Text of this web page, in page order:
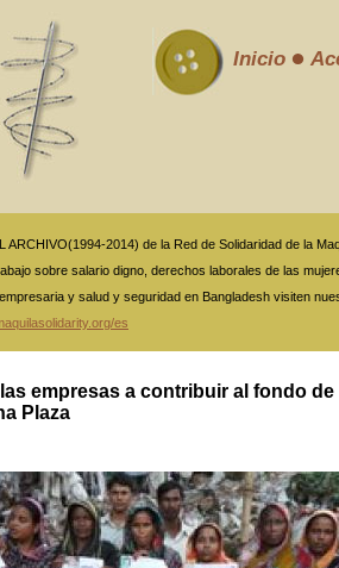
Inicio
ARCHIVO(1994-2014) de la Red de Solidaridad de la
sobre salario digno, derechos laborales de las
y salud y seguridad en Bangladesh visiten
es
empresas a contribuir al fondo de
Plaza